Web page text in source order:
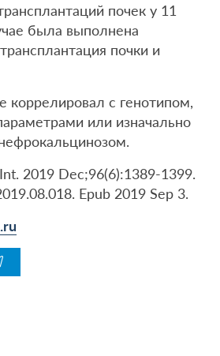
почек у 11
была выполнена
почки и
коррелировал с генотипом,
или изначально
2019 Dec;96(6):1389-1399.
Epub 2019 Sep 3.